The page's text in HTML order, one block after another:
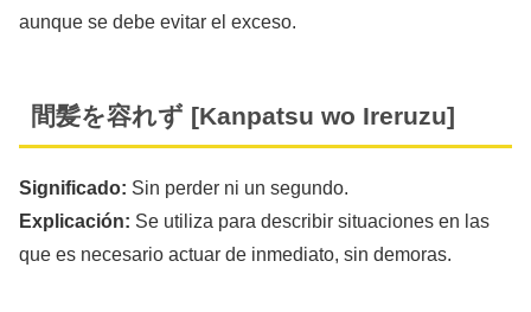
aunque se debe evitar el exceso.
間髪を容れず [Kanpatsu wo Ireruzu]
Significado: Sin perder ni un segundo.
Explicación: Se utiliza para describir situaciones en las
que es necesario actuar de inmediato, sin demoras.